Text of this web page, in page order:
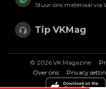
Stuur ons materiaal via
Tip VKMag
© 2026 VK Magazine
Over ons
Privacy